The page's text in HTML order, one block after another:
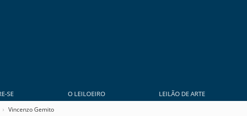
SE O LEILOEIRO LEILÃO DE ARTE
Vincenzo Gemito